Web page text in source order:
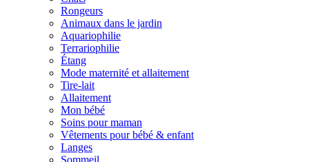
Rongeurs
Animaux dans le jardin
Aquariophilie
Terrariophilie
Étang
Mode maternité et allaitement
Tire-lait
Allaitement
Mon bébé
Soins pour maman
Vêtements pour bébé & enfant
Langes
Sommeil